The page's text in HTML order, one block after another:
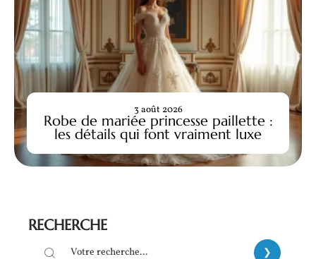
Robe de mariée princesse paillette :
les détails qui font vraiment luxe
3 août 2026
RECHERCHE